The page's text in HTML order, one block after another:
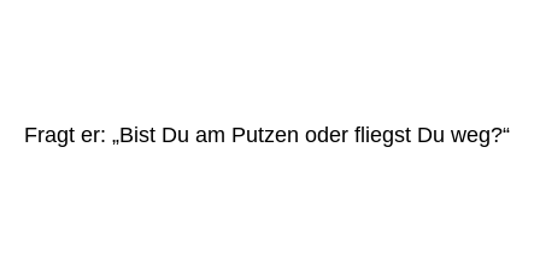
Fragt er: „Bist Du am Putzen oder fliegst Du weg?“